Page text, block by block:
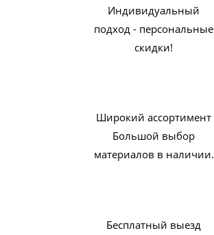
Индивидуальный
подход - персональные
скидки!
Широкий ассортимент
Большой выбор
материалов в наличии.
Бесплатный выезд